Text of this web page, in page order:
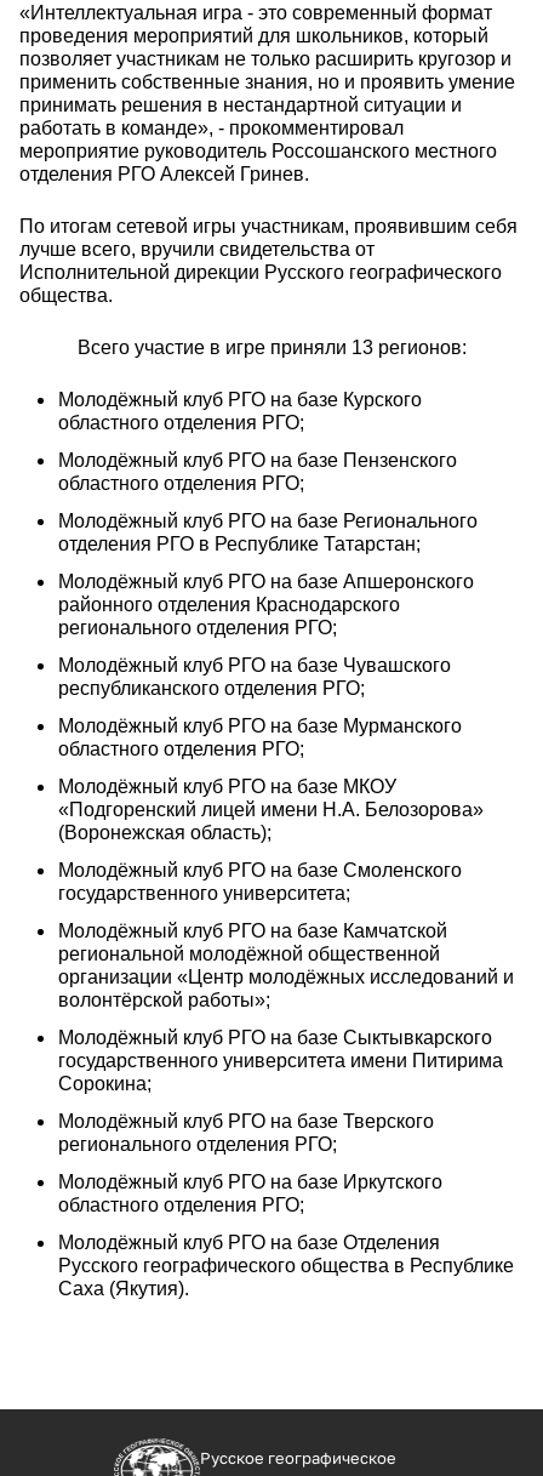
«Интеллектуальная игра - это современный формат
проведения мероприятий для школьников, который
позволяет участникам не только расширить кругозор и
применить собственные знания, но и проявить умение
принимать решения в нестандартной ситуации и
работать в команде», - прокомментировал
мероприятие руководитель Россошанского местного
отделения РГО Алексей Гринев.
По итогам сетевой игры участникам, проявившим себя
лучше всего, вручили свидетельства от
Исполнительной дирекции Русского географического
общества.
Всего участие в игре приняли 13 регионов:
Молодёжный клуб РГО на базе Курского
областного отделения РГО;
Молодёжный клуб РГО на базе Пензенского
областного отделения РГО;
Молодёжный клуб РГО на базе Регионального
отделения РГО в Республике Татарстан;
Молодёжный клуб РГО на базе Апшеронского
районного отделения Краснодарского
регионального отделения РГО;
Молодёжный клуб РГО на базе Чувашского
республиканского отделения РГО;
Молодёжный клуб РГО на базе Мурманского
областного отделения РГО;
Молодёжный клуб РГО на базе МКОУ
«Подгоренский лицей имени Н.А. Белозорова»
(Воронежская область);
Молодёжный клуб РГО на базе Смоленского
государственного университета;
Молодёжный клуб РГО на базе Камчатской
региональной молодёжной общественной
организации «Центр молодёжных исследований и
волонтёрской работы»;
Молодёжный клуб РГО на базе Сыктывкарского
государственного университета имени Питирима
Сорокина;
Молодёжный клуб РГО на базе Тверского
регионального отделения РГО;
Молодёжный клуб РГО на базе Иркутского
областного отделения РГО;
Молодёжный клуб РГО на базе Отделения
Русского географического общества в Республике
Саха (Якутия).
Русское географическое